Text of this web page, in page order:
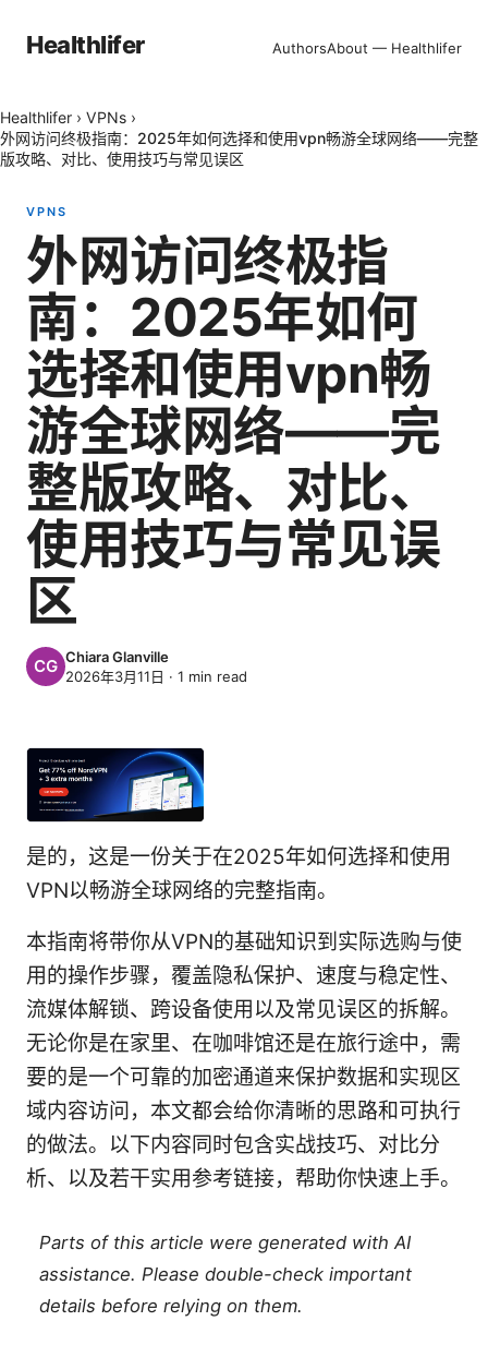
Healthlifer AuthorsAbout — Healthlifer
Healthlifer › VPNs ›
外网访问终极指南：2025年如何选择和使用vpn畅游全球网络——完整
版攻略、对比、使用技巧与常见误区
VPNS
外网访问终极指
南：2025年如何
选择和使用vpn畅
游全球网络——完
整版攻略、对比、
使用技巧与常见误
区
Chiara Glanville
2026年3月11日 · 1 min read
是的，这是一份关于在2025年如何选择和使用
VPN以畅游全球网络的完整指南。
本指南将带你从VPN的基础知识到实际选购与使
用的操作步骤，覆盖隐私保护、速度与稳定性、
流媒体解锁、跨设备使用以及常见误区的拆解。
无论你是在家里、在咖啡馆还是在旅行途中，需
要的是一个可靠的加密通道来保护数据和实现区
域内容访问，本文都会给你清晰的思路和可执行
的做法。以下内容同时包含实战技巧、对比分
析、以及若干实用参考链接，帮助你快速上手。
Parts of this article were generated with AI
assistance. Please double-check important
details before relying on them.